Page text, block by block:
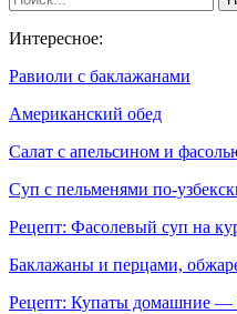
Интересное:
Равиоли с баклажанами
Американский обед
Салат с апельсином и
Суп с пельменями по-
Рецепт: Фасолевый суп на
Баклажаны и перцами,
Рецепт: Купаты домашние —